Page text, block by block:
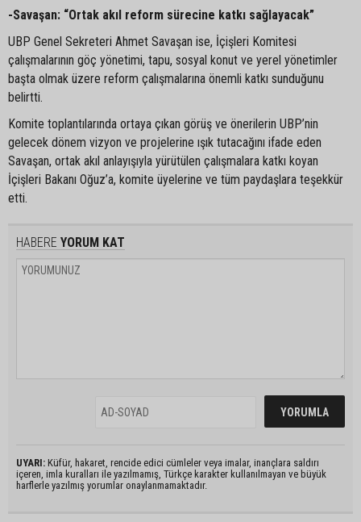
-Savaşan: “Ortak akıl reform sürecine katkı sağlayacak”
UBP Genel Sekreteri Ahmet Savaşan ise, İçişleri Komitesi
çalışmalarının göç yönetimi, tapu, sosyal konut ve yerel yönetimler
başta olmak üzere reform çalışmalarına önemli katkı sunduğunu
belirtti.
Komite toplantılarında ortaya çıkan görüş ve önerilerin UBP’nin
gelecek dönem vizyon ve projelerine ışık tutacağını ifade eden
Savaşan, ortak akıl anlayışıyla yürütülen çalışmalara katkı koyan
İçişleri Bakanı Oğuz’a, komite üyelerine ve tüm paydaşlara teşekkür
etti.
HABERE YORUM KAT
UYARI: Küfür, hakaret, rencide edici cümleler veya imalar, inançlara saldırı
içeren, imla kuralları ile yazılmamış, Türkçe karakter kullanılmayan ve büyük
harflerle yazılmış yorumlar onaylanmamaktadır.